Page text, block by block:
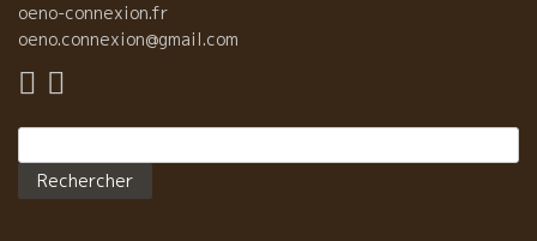
oeno-connexion.fr
oeno.connexion@gmail.com